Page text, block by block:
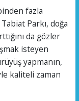
fazla
Parkı, doğa
da gözler
isteyen
yapmanın,
kaliteli zaman